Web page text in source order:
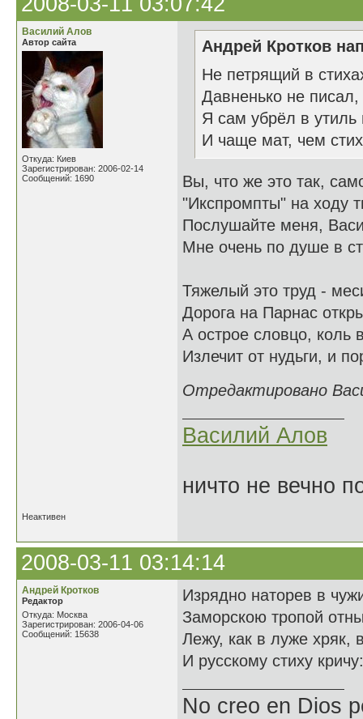
Василий Алов
Автор сайта
Откуда: Киев
Зарегистрирован: 2006-02-14
Сообщений: 1690
Андрей Кротков
Не петрящий в
Давненько не
Я сам убрёл в утиль
И чаще мат, чем
Вы, что же это так,
"Икспромпты" на ходу
Послушайте меня,
Мне очень по душе в
Тяжелый это труд -
Дорога на Парнас
А острое словцо, коль
Излечит от нудьги, и
Отредактировано
Василий Алов
ничто не вечно
Неактивен
2008-03-11 03:14:14
Андрей Кротков
Редактор
Откуда: Москва
Зарегистрирован: 2006-04-06
Сообщений: 15638
Изрядно наторев в
Заморскою тропой
Лежу, как в луже хряк,
И русскому стиху
No creo en Dios